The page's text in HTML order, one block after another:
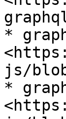
*
js/
*